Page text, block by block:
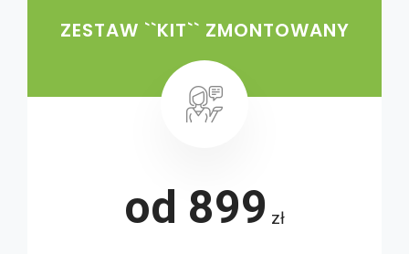
ZESTAW ``KIT`` ZMONTOWANY
od 899 zł